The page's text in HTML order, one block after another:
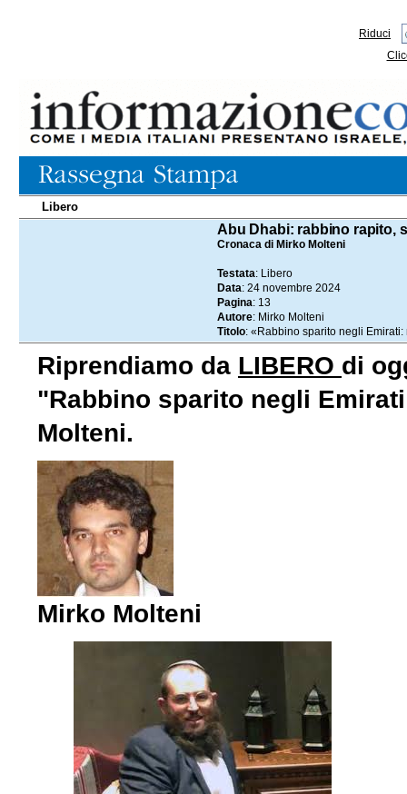
Riduci
Libero
Abu Dhabi: rabbino rapito,
Cronaca di Mirko Molteni
Testata: Libero
Data: 24 novembre 2024
Pagina: 13
Autore: Mirko Molteni
Titolo: «Rabbino sparito negli
Riprendiamo da LIBERO di
"Rabbino sparito negli
Molteni.
Mirko Molteni